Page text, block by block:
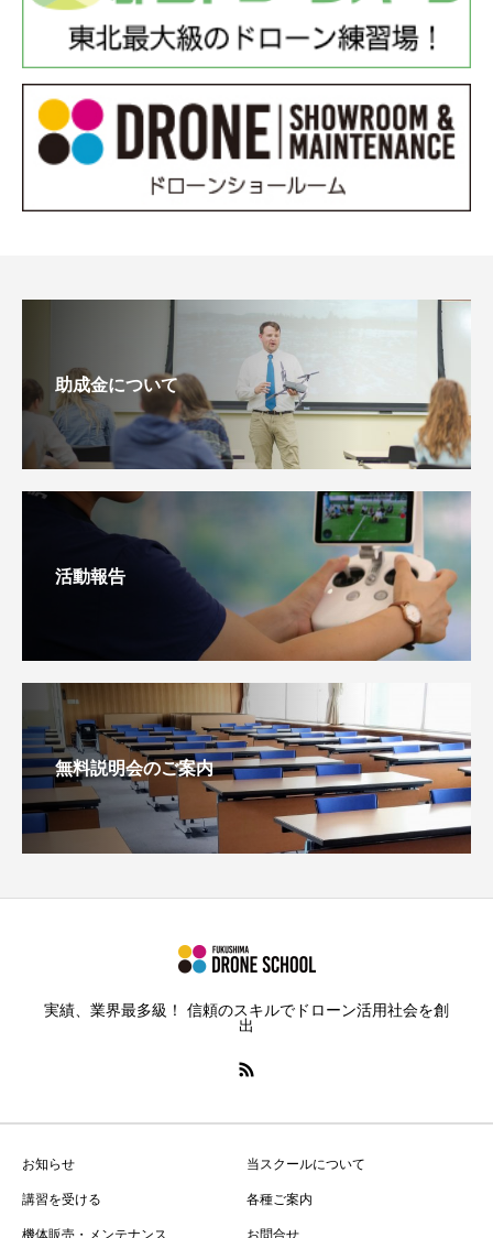
助成金について
活動報告
無料説明会のご案内
実績、業界最多級！ 信頼のスキルでドローン活用社会を創
出
お知らせ
当スクールについて
講習を受ける
各種ご案内
機体販売・メンテナンス
お問合せ